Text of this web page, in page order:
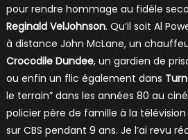
pour rendre hommage au fidèle
Reginald VelJohnson. Qu’il soit Al
à distance John McLane, un
Crocodile Dundee, un gardien de
ou enfin un flic également dans
le terrain” dans les années 80 au
policier père de famille à la télévision
sur CBS pendant 9 ans. Je l’ai revu